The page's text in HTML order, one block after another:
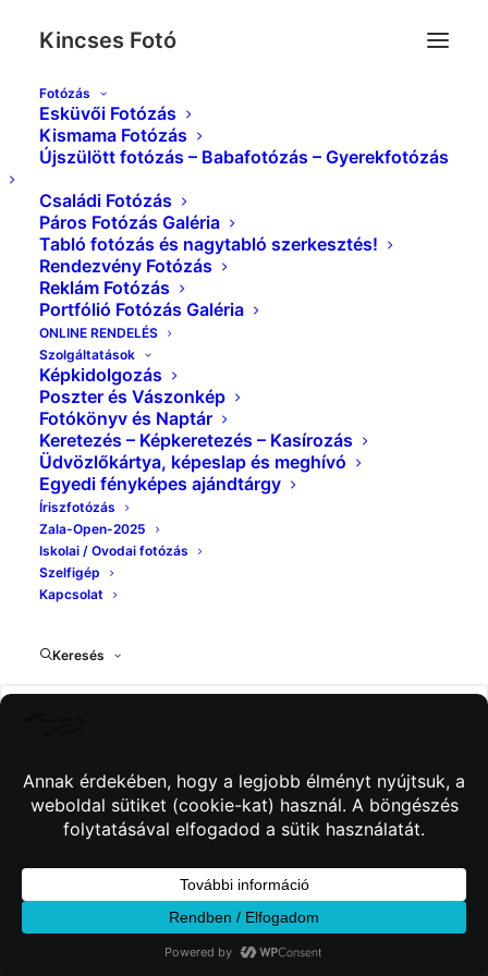
Kincses Fotó
Fotózás
Esküvői Fotózás
Kismama Fotózás
Újszülött fotózás – Babafotózás – Gyerekfotózás
Családi Fotózás
Páros Fotózás Galéria
Tabló fotózás és nagytabló szerkesztés!
Rendezvény Fotózás
Reklám Fotózás
Portfólió Fotózás Galéria
ONLINE RENDELÉS
Szolgáltatások
Képkidolgozás
Poszter és Vászonkép
Fotókönyv és Naptár
Keretezés – Képkeretezés – Kasírozás
Üdvözlőkártya, képeslap és meghívó
Egyedi fényképes ajándtárgy
Íriszfotózás
Zala-Open-2025
Iskolai / Ovodai fotózás
Szelfigép
Kapcsolat
Keresés
_MG_9277__
Kezdőlap Esküvői Képek Galéria _MG_9277__
© 2026 Kincses Fotó. Minden jog fenntartva